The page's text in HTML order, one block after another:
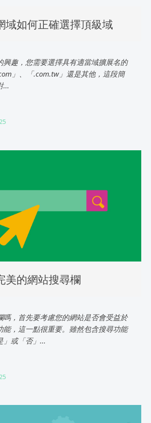
域如何正確選擇頂級域
興趣，您需要選擇具有適當域擴展名的
」、「.com.tw」還是其他，這段簡
...
美的網站搜尋欄
嗎，首先要考慮您的網站是否會受益於
能，這一點很重要。雖然包含搜尋功能
」或「否」...